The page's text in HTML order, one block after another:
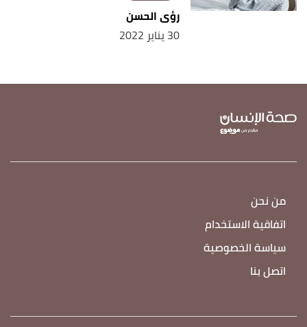
رؤى الحسن
30 يناير 2022
من نحن
اتفاقية الاستخدام
سياسة الخصوصية
اتصل بنا